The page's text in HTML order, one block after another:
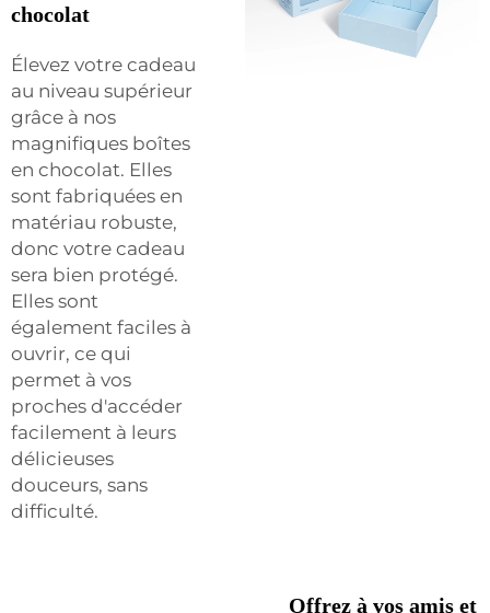
chocolat
Élevez votre cadeau
au niveau supérieur
grâce à nos
magnifiques boîtes
en chocolat. Elles
sont fabriquées en
matériau robuste,
donc votre cadeau
sera bien protégé.
Elles sont
également faciles à
ouvrir, ce qui
permet à vos
proches d'accéder
facilement à leurs
délicieuses
douceurs, sans
difficulté.
Offrez à vos amis et